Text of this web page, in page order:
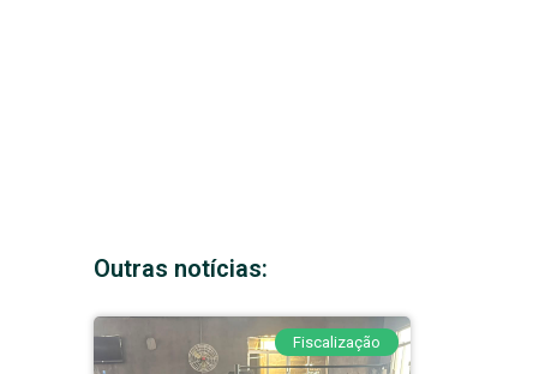
Outras notícias:
Fiscalização